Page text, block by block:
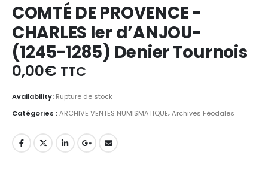
COMTÉ DE PROVENCE -
CHARLES Ier d’ANJOU-
(1245-1285) Denier Tournois
0,00€ TTC
Availability: Rupture de stock
Catégories :ARCHIVE VENTES NUMISMATIQUE,Archives Féodales